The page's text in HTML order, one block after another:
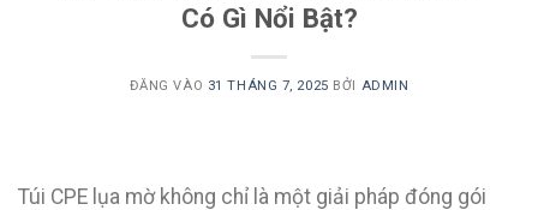
Có Gì Nổi Bật?
ĐĂNG VÀO 31 THÁNG 7, 2025 BỞI ADMIN
Túi CPE lụa mờ không chỉ là một giải pháp đóng gói